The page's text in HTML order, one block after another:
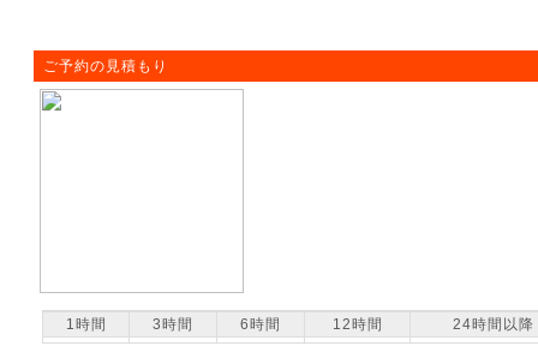
ご予約の見積もり
1時間 3時間 6時間 12時間 24時間以降